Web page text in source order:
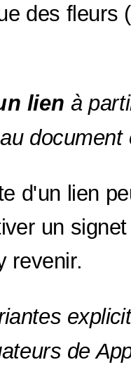
des fleurs (
lien à
document
d'un lien
un
revenir.
de